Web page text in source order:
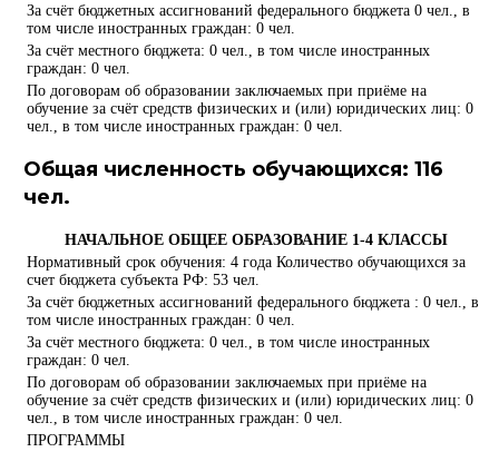
За счёт бюджетных ассигнований федерального бюджета 0 чел., в
том числе иностранных граждан: 0 чел.
За счёт местного бюджета: 0 чел., в том числе иностранных
граждан: 0 чел.
По договорам об образовании заключаемых при приёме на
обучение за счёт средств физических и (или) юридических лиц: 0
чел., в том числе иностранных граждан: 0 чел.
Общая численность обучающихся: 116
чел.
НАЧАЛЬНОЕ ОБЩЕЕ ОБРАЗОВАНИЕ 1-4 КЛАССЫ
Нормативный срок обучения: 4 года Количество обучающихся за
счет бюджета субъекта РФ: 53 чел.
За счёт бюджетных ассигнований федерального бюджета : 0 чел., в
том числе иностранных граждан: 0 чел.
За счёт местного бюджета: 0 чел., в том числе иностранных
граждан: 0 чел.
По договорам об образовании заключаемых при приёме на
обучение за счёт средств физических и (или) юридических лиц: 0
чел., в том числе иностранных граждан: 0 чел.
ПРОГРАММЫ